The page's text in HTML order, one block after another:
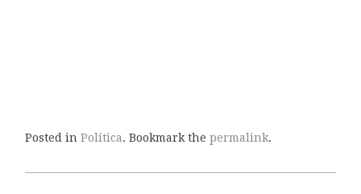
Posted in Política. Bookmark the permalink.